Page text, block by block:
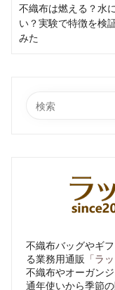
navigation
不織布は燃える？水
い？実験で特徴を検
みた
不織布バッグやギ
る業務用通販 「ラ
不織布やオーガン
通年使いから季節